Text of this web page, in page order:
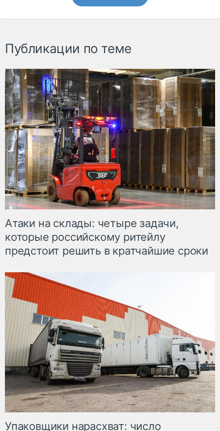
Публикации по теме
Атаки на склады: четыре задачи,
которые российскому ритейлу
предстоит решить в кратчайшие сроки
Упаковщики нарасхват: число